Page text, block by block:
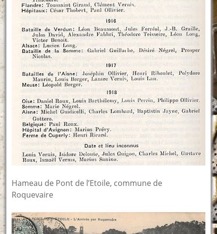
Hameau de Pont de l’Etoile, commune de
Roquevaire